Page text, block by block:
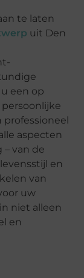
te laten
uit Den
een op
aspecten
van de
en
van
uw
niet alleen
en